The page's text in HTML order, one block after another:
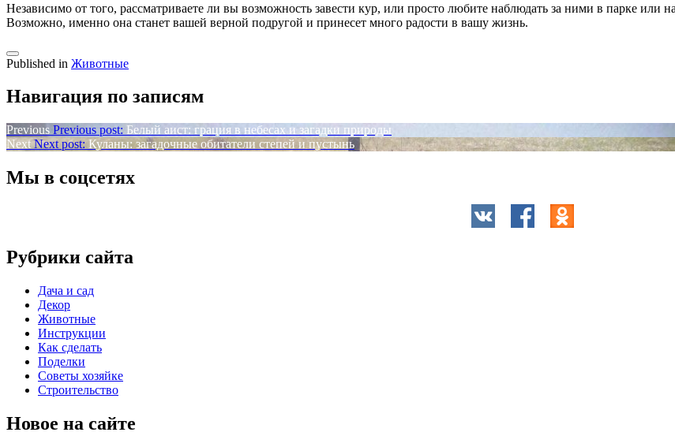
Независимо от того, рассматриваете ли вы возможность завести кур, или просто любите наблюдать за ними в парке
Возможно, именно она станет вашей верной подругой и принесет много радости в вашу жизнь.
Published in Животные
Навигация по записям
Previous Previous post: Белый аист: грация в небесах и загадки природы
Next Next post: Куланы: загадочные обитатели степей и пустынь
Мы в соцсетях
Рубрики сайта
Дача и сад
Декор
Животные
Инструкции
Как сделать
Поделки
Советы хозяйке
Строительство
Новое на сайте